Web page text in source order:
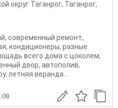
округ Таганрог, Таганрог,
современный ремонт,
кондиционеры, разные
всего дома с цоколем,
двор, автополив,
летняя веранда...